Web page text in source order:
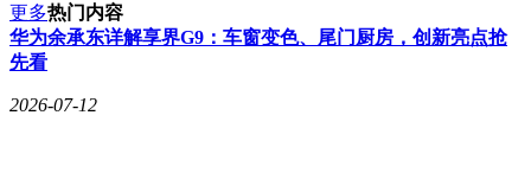
更多热门内容
华为余承东详解享界G9：车窗变色、尾门厨房，创新亮点抢
先看
2026-07-12